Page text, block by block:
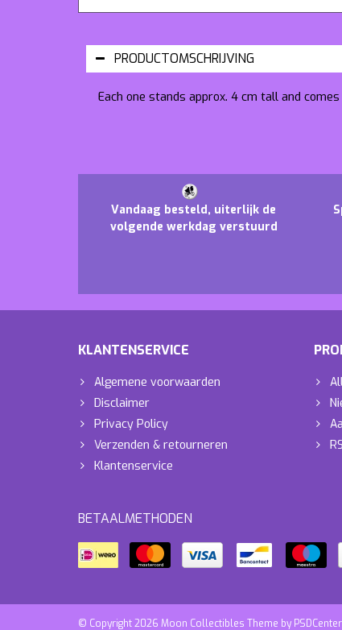
PRODUCTOMSCHRIJVING
Each one stands approx. 4 cm tall and comes
Vandaag besteld, uiterlijk de
volgende werkdag verstuurd
KLANTENSERVICE
Algemene voorwaarden
Disclaimer
Privacy Policy
Verzenden & retourneren
Klantenservice
BETAALMETHODEN
© Copyright 2026 Moon Collectibles Theme by PSDCenter